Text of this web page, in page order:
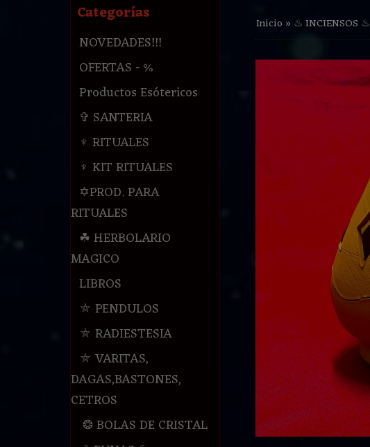
Categorías
NOVEDADES!!!
OFERTAS - %
Productos Esótericos
✞ SANTERIA
♆ RITUALES
♆ KIT RITUALES
✡PROD. PARA
RITUALES
☘ HERBOLARIO
MAGICO
LIBROS
⛤ PENDULOS
⛤ RADIESTESIA
⛤ VARITAS,
DAGAS,BASTONES,
CETROS
❂ BOLAS DE CRISTAL
Inicio » ♨ INCIENSOS ♨